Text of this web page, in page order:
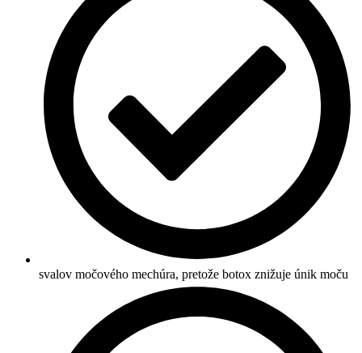
svalov močového mechúra, pretože botox znižuje únik moču